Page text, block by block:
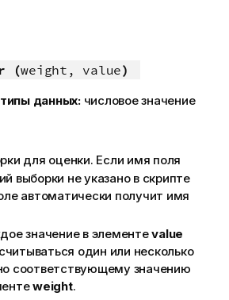
(weight, value)
данных: числовое значение
для оценки. Если имя поля
выборки не указано в скрипте
автоматически получит имя
значение в элементеvalue
один или несколько
соответствующему значению
weight.